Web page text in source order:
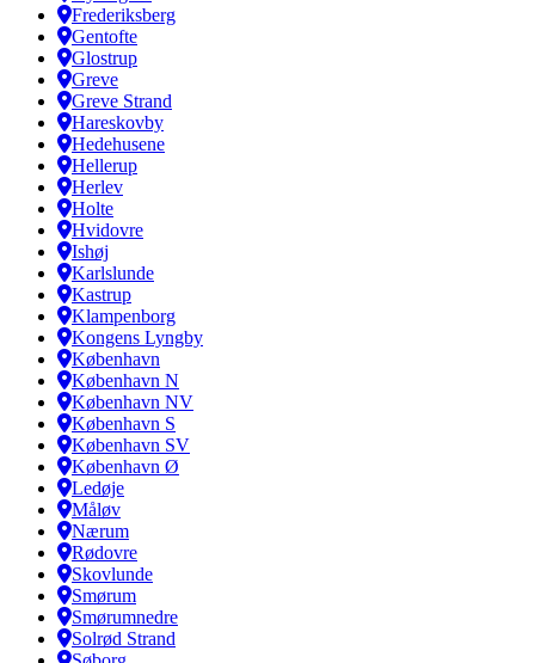
Frederiksberg
Gentofte
Glostrup
Greve
Greve Strand
Hareskovby
Hedehusene
Hellerup
Herlev
Holte
Hvidovre
Ishøj
Karlslunde
Kastrup
Klampenborg
Kongens Lyngby
København
København N
København NV
København S
København SV
København Ø
Ledøje
Måløv
Nærum
Rødovre
Skovlunde
Smørum
Smørumnedre
Solrød Strand